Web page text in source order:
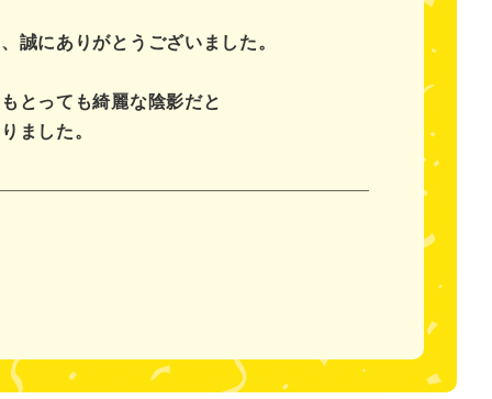
誠にありがとうございました。
とっても綺麗な陰影だと
ました。